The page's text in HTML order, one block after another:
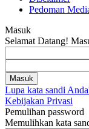
Pedoman
Masuk
Selamat Datang!
Lupa kata sandi
Kebijakan Privasi
Pemulihan password
Memulihkan kata